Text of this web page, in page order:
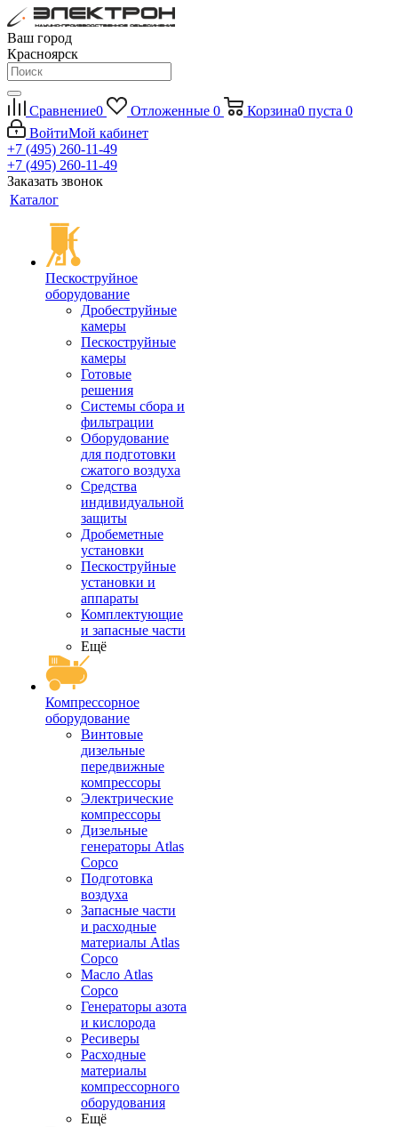
Ваш город
Красноярск
Сравнение0 Отложенные 0 Корзина0 пуста 0
ВойтиМой кабинет
+7 (495) 260-11-49
+7 (495) 260-11-49
Заказать звонок
Каталог
Пескоструйное
оборудование
Дробеструйные
камеры
Пескоструйные
камеры
Готовые
решения
Системы сбора и
фильтрации
Оборудование
для подготовки
сжатого воздуха
Средства
индивидуальной
защиты
Дробеметные
установки
Пескоструйные
установки и
аппараты
Комплектующие
и запасные части
Ещё
Компрессорное
оборудование
Винтовые
дизельные
передвижные
компрессоры
Электрические
компрессоры
Дизельные
генераторы Atlas
Copco
Подготовка
воздуха
Запасные части
и расходные
материалы Atlas
Copco
Масло Atlas
Copco
Генераторы азота
и кислорода
Ресиверы
Расходные
материалы
компрессорного
оборудования
Ещё